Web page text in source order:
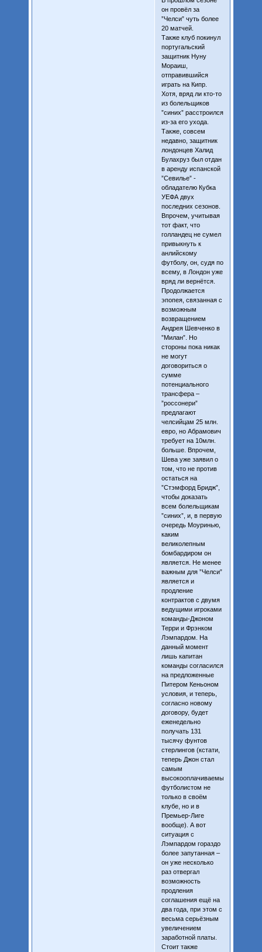
он провёл за
”Челси” чуть более
20 матчей.
Также клуб покинул
португальский
защитник Нуну
Мораиш,
отправившийся
играть на Кипр.
Хотя, вряд ли кто-то
из болельщиков
”синих” расстроился
из-за его ухода.
Также, совсем
недавно, защитник
лондонцев Халид
Булахруз был отдан
в аренду испанской
”Севилье” -
обладателю Кубка
УЕФА двух
последних сезонов.
Впрочем, учитывая
тот факт, что
голландец не сумел
привыкнуть к
анлийскому
футболу, он, судя по
всему, в Лондон уже
вряд ли вернётся.
Продолжается
эпопея, связанная с
возможным
возвращением
Андрея Шевченко в
”Милан”. Но
стороны пока никак
не могут
договориться о
сумме
потенциального
трансфера –
”россонери”
предлагают
челсийцам 25 млн.
евро, но Абрамович
требует на 10млн.
больше. Впрочем,
Шева уже заявил о
том, что не против
остаться на
”Стэмфорд Бридж”,
чтобы доказать
всем болельщикам
”синих”, и, в первую
очередь Моуринью,
каким
великолепным
бомбардиром он
является. Не менее
важным для ”Челси”
является и
продление
контрактов с двумя
ведущими игроками
команды-Джоном
Терри и Фрэнком
Лэмпардом. На
данный момент
лишь капитан
команды согласился
на предложенные
Питером Кеньоном
условия, и теперь,
согласно новому
договору, будет
еженедельно
получать 131
тысячу фунтов
стерлингов (кстати,
теперь Джон стал
самым
высокооплачиваемым
футболистом не
только в своём
клубе, но и в
Премьер-Лиге
вообще). А вот
ситуация с
Лэмпардом гораздо
более запутанная –
он уже несколько
раз отвергал
возможность
продления
соглашения ещё на
два года, при этом с
весьма серьёзным
увеличением
заработной платы.
Стоит также